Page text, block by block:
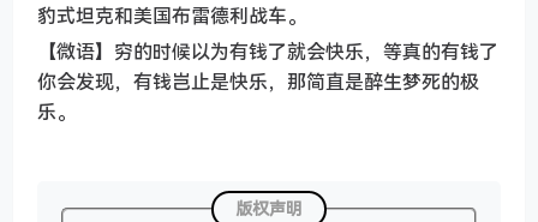
豹式坦克和美国布雷德利战车。
【微语】穷的时候以为有钱了就会快乐，等真的有钱了
你会发现，有钱岂止是快乐，那简直是醉生梦死的极
乐。
版权声明